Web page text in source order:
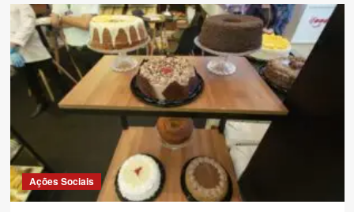
Ações Sociais